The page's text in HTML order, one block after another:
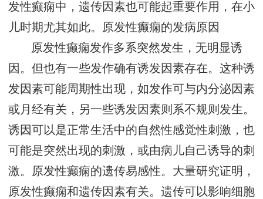
发性癫痫中，遗传因素也可能起重要作用，在小
儿时期尤其如此。原发性癫痫的发病原因
原发性癫痫发作多系突然发生，无明显诱
因。但也有一些发作确有诱发因素存在。这种诱
发因素可能周期性出现，如发作可与内分泌因素
或月经有关，另一些诱发因素则系不规则发生。
诱因可以是正常生活中的自然性感觉性刺激，也
可能是突然出现的刺激，或由病儿自己诱导的刺
激。原发性癫痫的遗传易感性。大量研究证明，
原发性癫痫和遗传因素有关。遗传可以影响细胞